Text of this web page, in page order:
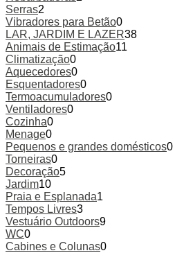
Serras2
Vibradores para Betão0
LAR, JARDIM E LAZER38
Animais de Estimação11
Climatização0
Aquecedores0
Esquentadores0
Termoacumuladores0
Ventiladores0
Cozinha0
Menage0
Pequenos e grandes domésticos0
Torneiras0
Decoração5
Jardim10
Praia e Esplanada1
Tempos Livres3
Vestuário Outdoors9
WC0
Cabines e Colunas0